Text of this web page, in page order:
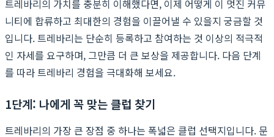
트레바리의 가치를 충분히 이해했다면, 이제 어떻게 이 멋진 커뮤
니티에 합류하고 최대한의 경험을 이끌어낼 수 있을지 궁금할 것
입니다. 트레바리는 단순히 등록하고 참여하는 것 이상의 적극적
인 자세를 요구하며, 그만큼 더 큰 보상을 제공합니다. 다음 단계
를 따라 트레바리 경험을 극대화해 보세요.
1단계: 나에게 꼭 맞는 클럽 찾기
트레바리의 가장 큰 장점 중 하나는 폭넓은 클럽 선택지입니다. 문